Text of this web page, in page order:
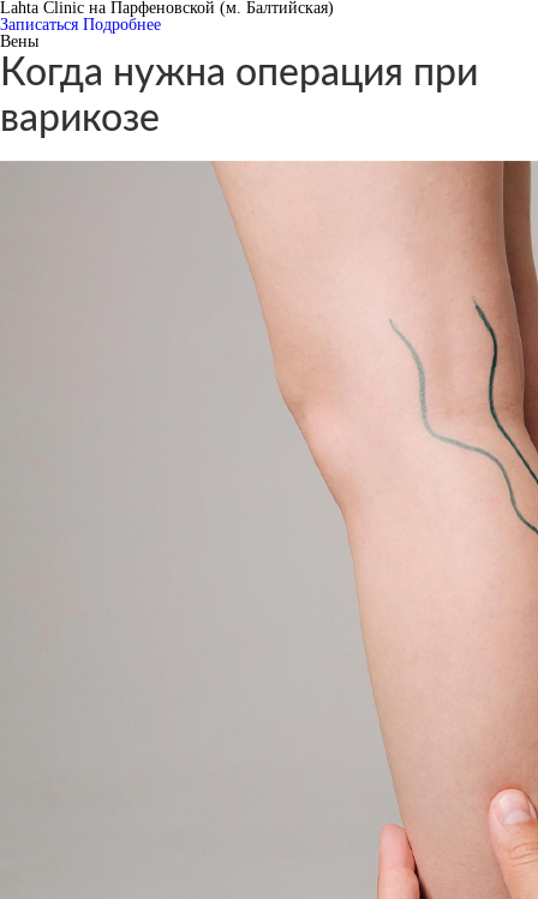
Lahta Clinic на Парфеновской (м. Балтийская)
Записаться Подробнее
Вены
Когда нужна операция при
варикозе